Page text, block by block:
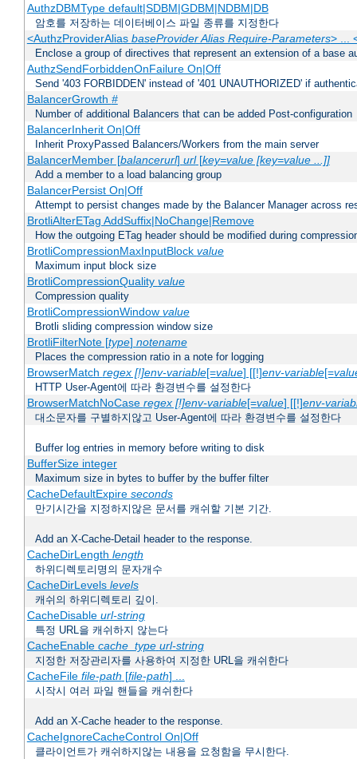
AuthzDBMType default|SDBM|GDBM|NDBM|DB
암호를 저장하는 데이터베이스 파일 종류를 지정한다
<AuthzProviderAlias baseProvider Alias Require-Parameters> ...
Enclose a group of directives that represent an extension of a base
AuthzSendForbiddenOnFailure On|Off
Send '403 FORBIDDEN' instead of '401 UNAUTHORIZED' if
BalancerGrowth #
Number of additional Balancers that can be added Post-configuration
BalancerInherit On|Off
Inherit ProxyPassed Balancers/Workers from the main server
BalancerMember [balancerurl] url[key=value [key=value ...]]
Add a member to a load balancing group
BalancerPersist On|Off
Attempt to persist changes made by the Balancer Manager across
BrotliAlterETag AddSuffix|NoChange|Remove
How the outgoing ETag header should be modified during
BrotliCompressionMaxInputBlock value
Maximum input block size
BrotliCompressionQuality value
Compression quality
BrotliCompressionWindow value
Brotli sliding compression window size
BrotliFilterNote [type] notename
Places the compression ratio in a note for logging
BrowserMatch regex [!]env-variable[=value] [[!]env-variable[=
HTTP User-Agent에 따라 환경변수를 설정한다
BrowserMatchNoCase regex [!]env-variable[=value] [[!]env-
대소문자를 구별하지않고 User-Agent에 따라 환경변수를 설정한다
Buffer log entries in memory before writing to disk
BufferSize integer
Maximum size in bytes to buffer by the buffer filter
CacheDefaultExpire seconds
만기시간을 지정하지않은 문서를 캐쉬할 기본 기간.
Add an X-Cache-Detail header to the response.
CacheDirLength length
하위디렉토리명의 문자개수
CacheDirLevels levels
캐쉬의 하위디렉토리 깊이.
CacheDisable url-string
특정 URL을 캐쉬하지 않는다
CacheEnable cache_type url-string
지정한 저장관리자를 사용하여 지정한 URL을 캐쉬한다
CacheFile file-path [file-path] ...
시작시 여러 파일 핸들을 캐쉬한다
Add an X-Cache header to the response.
CacheIgnoreCacheControl On|Off
클라이언트가 캐쉬하지않는 내용을 요청함을 무시한다.